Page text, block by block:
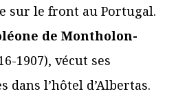
sur le front au Portugal.
de Montholon-
1907), vécut ses
dans l’hôtel d’Albertas.